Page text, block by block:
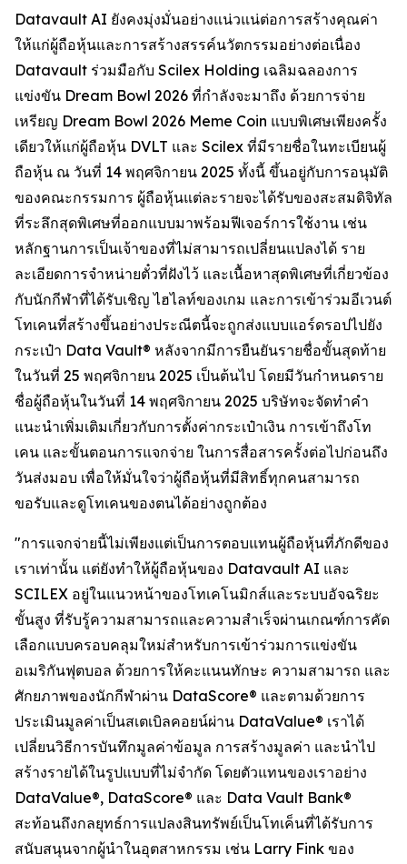
Datavault AI ยังคงมุ่งมั่นอย่างแน่วแน่ต่อการสร้างคุณค่า
ให้แก่ผู้ถือหุ้นและการสร้างสรรค์นวัตกรรมอย่างต่อเนื่อง
Datavault ร่วมมือกับ Scilex Holding เฉลิมฉลองการ
แข่งขัน Dream Bowl 2026 ที่กำลังจะมาถึง ด้วยการจ่าย
เหรียญ Dream Bowl 2026 Meme Coin แบบพิเศษเพียงครั้ง
เดียวให้แก่ผู้ถือหุ้น DVLT และ Scilex ที่มีรายชื่อในทะเบียนผู้
ถือหุ้น ณ วันที่ 14 พฤศจิกายน 2025 ทั้งนี้ ขึ้นอยู่กับการอนุมัติ
ของคณะกรรมการ ผู้ถือหุ้นแต่ละรายจะได้รับของสะสมดิจิทัล
ที่ระลึกสุดพิเศษที่ออกแบบมาพร้อมฟีเจอร์การใช้งาน เช่น
หลักฐานการเป็นเจ้าของที่ไม่สามารถเปลี่ยนแปลงได้ ราย
ละเอียดการจำหน่ายตั๋วที่ฝังไว้ และเนื้อหาสุดพิเศษที่เกี่ยวข้อง
กับนักกีฬาที่ได้รับเชิญ ไฮไลท์ของเกม และการเข้าร่วมอีเวนต์
โทเคนที่สร้างขึ้นอย่างประณีตนี้จะถูกส่งแบบแอร์ดรอปไปยัง
กระเป๋า Data Vault® หลังจากมีการยืนยันรายชื่อขั้นสุดท้าย
ในวันที่ 25 พฤศจิกายน 2025 เป็นต้นไป โดยมีวันกำหนดราย
ชื่อผู้ถือหุ้นในวันที่ 14 พฤศจิกายน 2025 บริษัทจะจัดทำคำ
แนะนำเพิ่มเติมเกี่ยวกับการตั้งค่ากระเป๋าเงิน การเข้าถึงโท
เคน และขั้นตอนการแจกจ่าย ในการสื่อสารครั้งต่อไปก่อนถึง
วันส่งมอบ เพื่อให้มั่นใจว่าผู้ถือหุ้นที่มีสิทธิ์ทุกคนสามารถ
ขอรับและดูโทเคนของตนได้อย่างถูกต้อง
"การแจกจ่ายนี้ไม่เพียงแต่เป็นการตอบแทนผู้ถือหุ้นที่ภักดีของ
เราเท่านั้น แต่ยังทำให้ผู้ถือหุ้นของ Datavault AI และ
SCILEX อยู่ในแนวหน้าของโทเคโนมิกส์และระบบอัจฉริยะ
ขั้นสูง ที่รับรู้ความสามารถและความสำเร็จผ่านเกณฑ์การคัด
เลือกแบบครอบคลุมใหม่สำหรับการเข้าร่วมการแข่งขัน
อเมริกันฟุตบอล ด้วยการให้คะแนนทักษะ ความสามารถ และ
ศักยภาพของนักกีฬาผ่าน DataScore® และตามด้วยการ
ประเมินมูลค่าเป็นสเตเบิลคอยน์ผ่าน DataValue® เราได้
เปลี่ยนวิธีการบันทึกมูลค่าข้อมูล การสร้างมูลค่า และนำไป
สร้างรายได้ในรูปแบบที่ไม่จำกัด โดยตัวแทนของเราอย่าง
DataValue®, DataScore® และ Data Vault Bank®
สะท้อนถึงกลยุทธ์การแปลงสินทรัพย์เป็นโทเค็นที่ได้รับการ
สนับสนุนจากผู้นำในอุตสาหกรรม เช่น Larry Fink ของ